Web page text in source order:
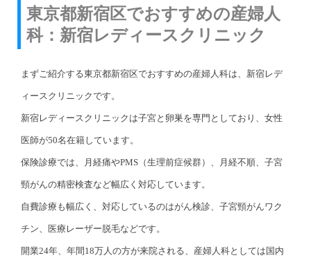
東京都新宿区でおすすめの産婦人
科：新宿レディースクリニック
まずご紹介する東京都新宿区でおすすめの産婦人科は、新宿レデ
ィースクリニックです。
新宿レディースクリニックは子宮と卵巣を専門としており、女性
医師が50名在籍しています。
保険診療では、月経痛やPMS（生理前症候群）、月経不順、子宮
頸がんの精密検査など幅広く対応しています。
自費診療も幅広く、対応しているのはがん検診、子宮頸がんワク
チン、医療レーザー脱毛などです。
開業24年、年間18万人の方が来院される、産婦人科としては国内